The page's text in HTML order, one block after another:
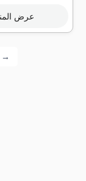
عرض
التالي →